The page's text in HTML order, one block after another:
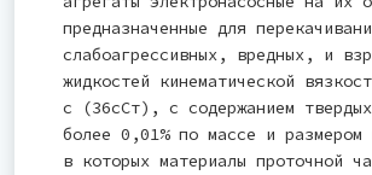
предназначенные для
слабоагрессивных, вредных, и
жидкостей кинематической
с (36сСт), с содержанием
более 0,01% по массе и
в которых материалы проточной